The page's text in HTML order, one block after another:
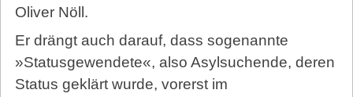
Oliver Nöll.
Er drängt auch darauf, dass sogenannte
»Statusgewendete«, also Asylsuchende, deren
Status geklärt wurde, vorerst im